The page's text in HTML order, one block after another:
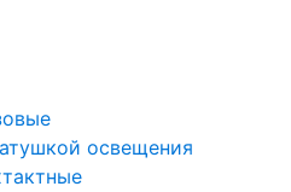
освещения